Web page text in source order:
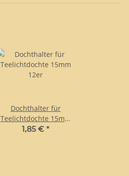
Dochthalter für
Teelichtdochte 15mm
12er
1,85 € *